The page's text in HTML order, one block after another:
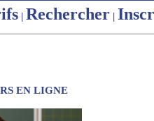
| Rechercher |
EN LIGNE